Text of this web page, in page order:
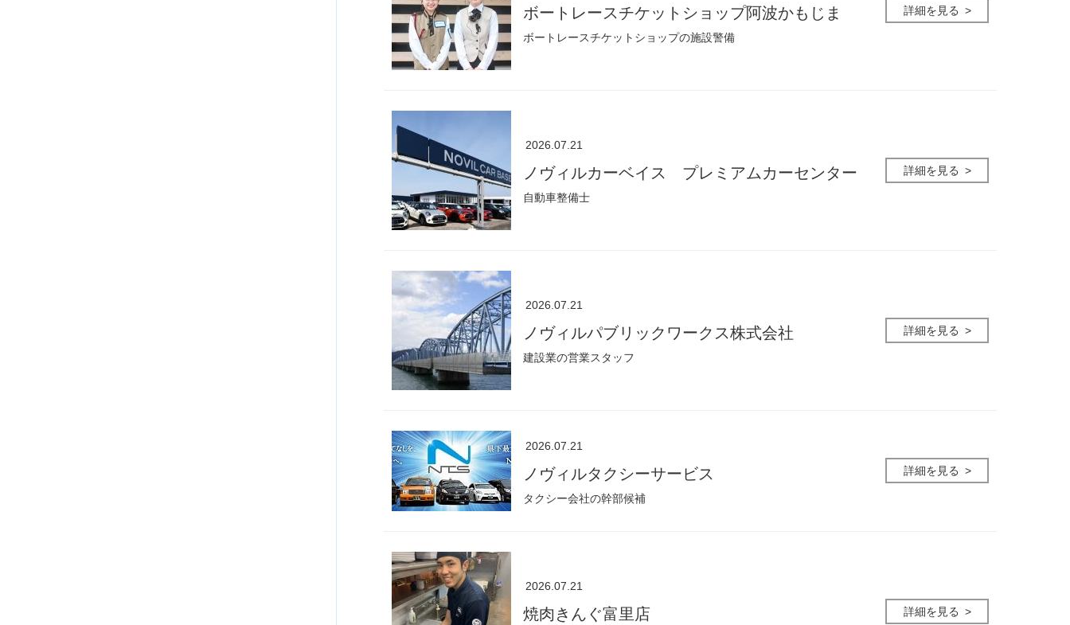
ボートレースチケットショップ阿波かもじま
ボートレースチケットショップの施設警備
詳細を見る
2026.07.21
ノヴィルカーベイス プレミアムカーセンター
自動車整備士
詳細を見る
2026.07.21
ノヴィルパブリックワークス株式会社
建設業の営業スタッフ
詳細を見る
2026.07.21
ノヴィルタクシーサービス
タクシー会社の幹部候補
詳細を見る
2026.07.21
焼肉きんぐ富里店 詳細を見る